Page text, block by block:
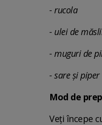
- rucola
- ulei de
- muguri de
- sare și piper
Mod de
Veți începe